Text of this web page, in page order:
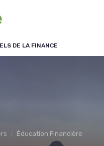
DE LA FINANCE
Éducation Financière